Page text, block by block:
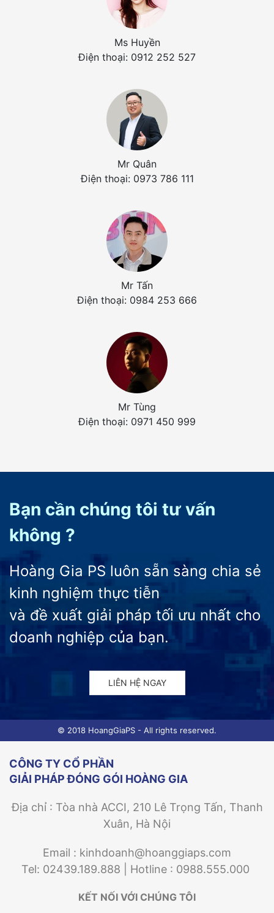
Ms Huyền
Điện thoại: 0912 252 527
Mr Quân
Điện thoại: 0973 786 111
Mr Tấn
Điện thoại: 0984 253 666
Mr Tùng
Điện thoại: 0971 450 999
Bạn cần chúng tôi tư vấn
không ?
Hoàng Gia PS luôn sẵn sàng chia sẻ
kinh nghiệm thực tiễn
và đề xuất giải pháp tối ưu nhất cho
doanh nghiệp của bạn.
LIÊN HỆ NGAY
© 2018 HoangGiaPS - All rights reserved.
CÔNG TY CỔ PHẦN
GIẢI PHÁP ĐÓNG GÓI HOÀNG GIA
Địa chỉ : Tòa nhà ACCI, 210 Lê Trọng Tấn, Thanh
Xuân, Hà Nội
Email : kinhdoanh@hoanggiaps.com
Tel: 02439.189.888 | Hotline : 0988.555.000
KẾT NỐI VỚI CHÚNG TÔI